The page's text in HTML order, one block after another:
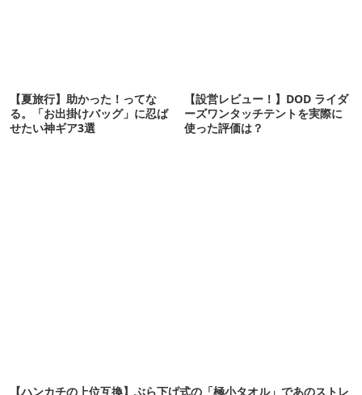
【夏旅行】助かった！ってな
る。「お出掛けバッグ」に忍ば
せたい神ギア3選
【設営レビュー！】DOD ライダ
ーズワンタッチテントを実際に
使った評価は？
【ハンカチの上位互換】ぶら下げ式の「極小タオル」であのストレ